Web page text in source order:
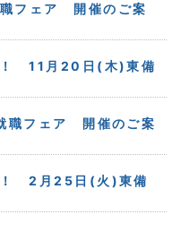
フェア 開催のご案
！ 11月20日(木)東備
職フェア 開催のご案
！ 2月25日(火)東備